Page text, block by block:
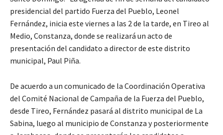
presidencial del partido Fuerza del Pueblo, Leonel
Fernández, inicia este viernes a las 2 de la tarde, en Tireo al
Medio, Constanza, donde se realizará un acto de
presentación del candidato a director de este distrito
municipal, Paul Piña.
De acuerdo a un comunicado de la Coordinación Operativa
del Comité Nacional de Campaña de la Fuerza del Pueblo,
desde Tireo, Fernández pasará al distrito municipal de La
Sabina, luego al municipio de Constanza y posteriormente